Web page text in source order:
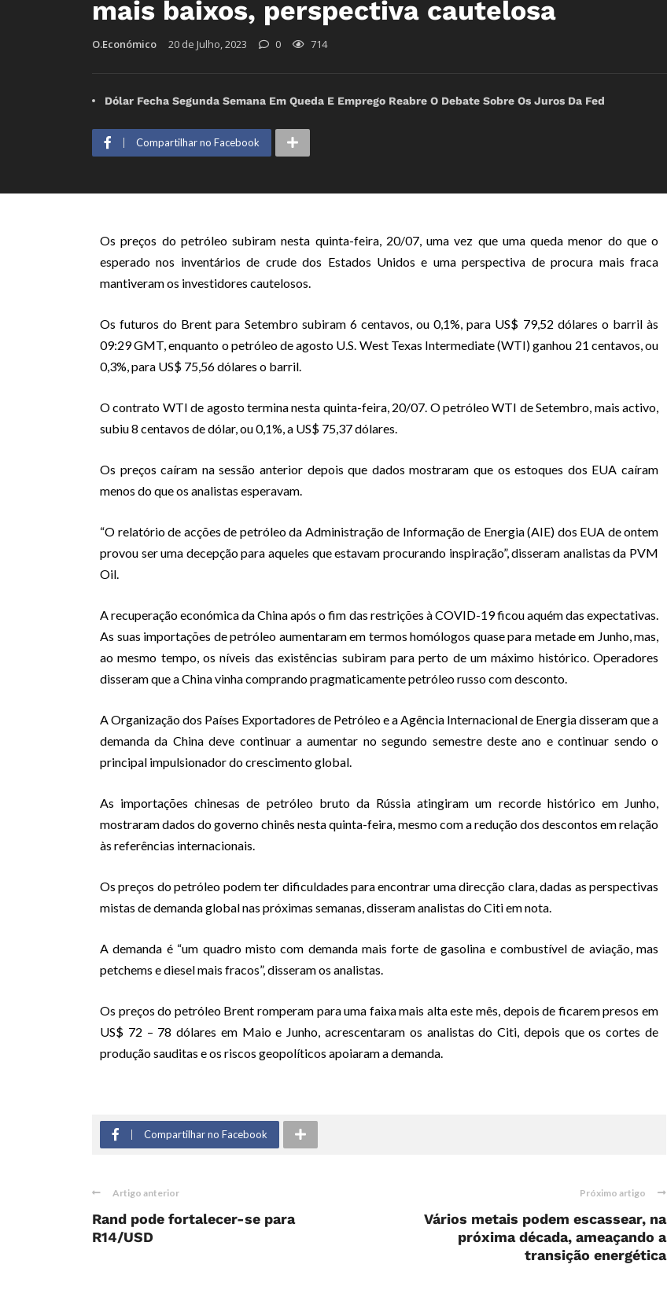
mais baixos, perspectiva cautelosa
O.Económico 20 de Julho, 2023 0 714
Dólar Fecha Segunda Semana Em Queda E Emprego Reabre O Debate Sobre Os Juros Da Fed
Compartilhar no Facebook
Os preços do petróleo subiram nesta quinta-feira, 20/07, uma vez que uma queda menor do que o
esperado nos inventários de crude dos Estados Unidos e uma perspectiva de procura mais fraca
mantiveram os investidores cautelosos.
Os futuros do Brent para Setembro subiram 6 centavos, ou 0,1%, para US$ 79,52 dólares o barril às
09:29 GMT, enquanto o petróleo de agosto U.S. West Texas Intermediate (WTI) ganhou 21 centavos, ou
0,3%, para US$ 75,56 dólares o barril.
O contrato WTI de agosto termina nesta quinta-feira, 20/07. O petróleo WTI de Setembro, mais activo,
subiu 8 centavos de dólar, ou 0,1%, a US$ 75,37 dólares.
Os preços caíram na sessão anterior depois que dados mostraram que os estoques dos EUA caíram
menos do que os analistas esperavam.
“O relatório de acções de petróleo da Administração de Informação de Energia (AIE) dos EUA de ontem
provou ser uma decepção para aqueles que estavam procurando inspiração”, disseram analistas da PVM
Oil.
A recuperação económica da China após o fim das restrições à COVID-19 ficou aquém das expectativas.
As suas importações de petróleo aumentaram em termos homólogos quase para metade em Junho, mas,
ao mesmo tempo, os níveis das existências subiram para perto de um máximo histórico. Operadores
disseram que a China vinha comprando pragmaticamente petróleo russo com desconto.
A Organização dos Países Exportadores de Petróleo e a Agência Internacional de Energia disseram que a
demanda da China deve continuar a aumentar no segundo semestre deste ano e continuar sendo o
principal impulsionador do crescimento global.
As importações chinesas de petróleo bruto da Rússia atingiram um recorde histórico em Junho,
mostraram dados do governo chinês nesta quinta-feira, mesmo com a redução dos descontos em relação
às referências internacionais.
Os preços do petróleo podem ter dificuldades para encontrar uma direcção clara, dadas as perspectivas
mistas de demanda global nas próximas semanas, disseram analistas do Citi em nota.
A demanda é “um quadro misto com demanda mais forte de gasolina e combustível de aviação, mas
petchems e diesel mais fracos”, disseram os analistas.
Os preços do petróleo Brent romperam para uma faixa mais alta este mês, depois de ficarem presos em
US$ 72 – 78 dólares em Maio e Junho, acrescentaram os analistas do Citi, depois que os cortes de
produção sauditas e os riscos geopolíticos apoiaram a demanda.
Compartilhar no Facebook
Artigo anterior
Rand pode fortalecer-se para
R14/USD
Próximo artigo
Vários metais podem escassear, na
próxima década, ameaçando a
transição energética